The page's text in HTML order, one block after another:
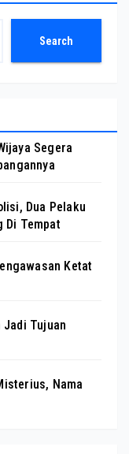
Search
Segera
Dua Pelaku
Di Tempat
Ketat
Jadi Tujuan
Nama